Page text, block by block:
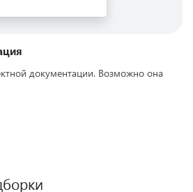
документации. Возможно она